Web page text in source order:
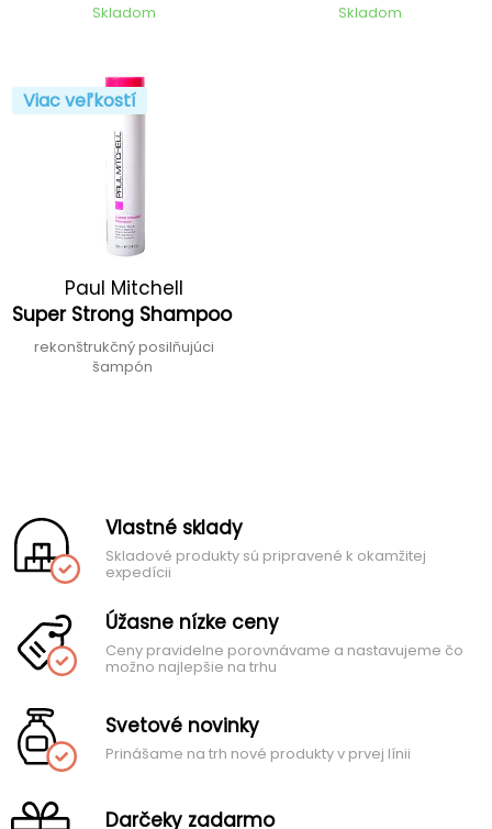
Skladom
Skladom
Viac veľkostí
Paul Mitchell
Super Strong Shampoo
rekonštrukčný posilňujúci
šampón
Vlastné sklady
Skladové produkty sú pripravené k okamžitej
expedícii
Úžasne nízke ceny
Ceny pravidelne porovnávame a nastavujeme čo
možno najlepšie na trhu
Svetové novinky
Prinášame na trh nové produkty v prvej línii
Darčeky zadarmo